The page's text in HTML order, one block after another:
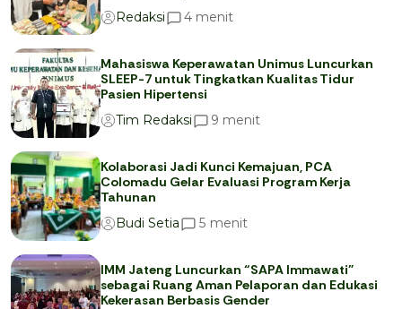
Redaksi
4 menit
Mahasiswa Keperawatan Unimus Luncurkan
SLEEP-7 untuk Tingkatkan Kualitas Tidur
Pasien Hipertensi
Tim Redaksi
9 menit
Kolaborasi Jadi Kunci Kemajuan, PCA
Colomadu Gelar Evaluasi Program Kerja
Tahunan
Budi Setia
5 menit
IMM Jateng Luncurkan “SAPA Immawati”
sebagai Ruang Aman Pelaporan dan Edukasi
Kekerasan Berbasis Gender